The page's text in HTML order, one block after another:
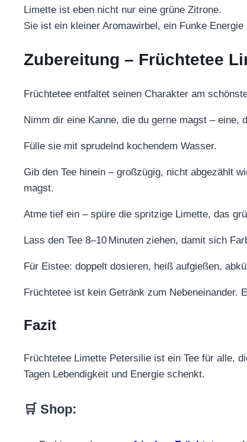
Limette ist eben nicht nur eine grüne Zitrone.
Sie ist ein kleiner Aromawirbel, ein Funke
Zubereitung – Früchtetee
Früchtetee entfaltet seinen Charakter am
Nimm dir eine Kanne, die du gerne magst – eine,
Fülle sie mit sprudelnd kochendem Wasser.
Gib den Tee hinein – großzügig, nicht abgezählt
magst.
Atme tief ein – spüre die spritzige Limette, das
Lass den Tee 8–10 Minuten ziehen, damit sich
Für Eistee: doppelt dosieren, heiß aufgießen,
Früchtetee ist kein Getränk zum
Fazit
Früchtetee Limette Petersilie ist ein Tee für alle,
Tagen Lebendigkeit und Energie schenkt.
🛒 Shop: